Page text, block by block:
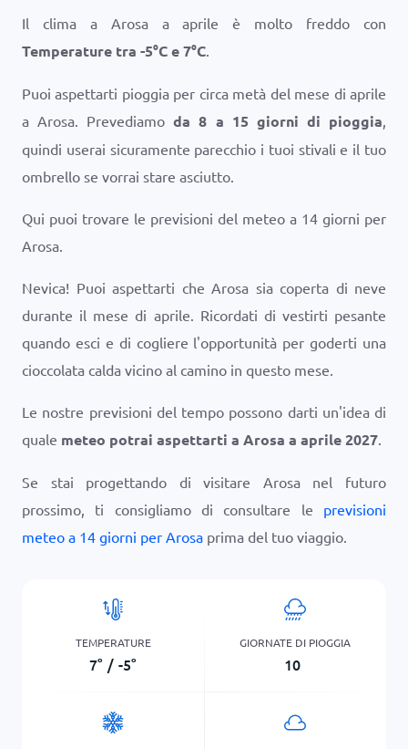
Il clima a Arosa a aprile è molto freddo con
Temperature tra -5°Ce7°C.
Puoi aspettarti pioggia per circa metà del mese di aprile
a Arosa. Prevediamoda 8 a 15 giorni di pioggia,
quindi userai sicuramente parecchio i tuoi stivali e il tuo
ombrello se vorrai stare asciutto.
Qui puoi trovare le previsioni del meteo a 14 giorni per
Arosa.
Nevica! Puoi aspettarti che Arosa sia coperta di neve
durante il mese di aprile. Ricordati di vestirti pesante
quando esci e di cogliere l'opportunità per goderti una
cioccolata calda vicino al camino in questo mese.
Le nostre previsioni del tempo possono darti un'idea di
quale meteo potrai aspettarti a Arosa a aprile 2027.
Se stai progettando di visitare Arosa nel futuro
prossimo, ti consigliamo di consultare le previsioni
meteo a 14 giorni per Arosa prima del tuo viaggio.
TEMPERATURE
7° / -5°
GIORNATE DI PIOGGIA
10